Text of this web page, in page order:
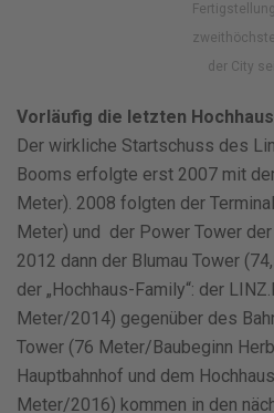
der City
Vorläufig die letzten
Der wirkliche Startschuss des
Booms erfolgte erst 2007 mit
Meter). 2008 folgten der
Meter) und der Power Tower
2012 dann der Blumau Tower
der „Hochhaus-Family“: der
Meter/2014) gegenüber des
Tower (76 Meter/Baubeginn
Hauptbahnhof und dem
Meter/2016) kommen in den